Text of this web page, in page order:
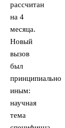
рассчитан
на 4
месяца.
Новый
вызов
был
принципиально
иным:
научная
тема